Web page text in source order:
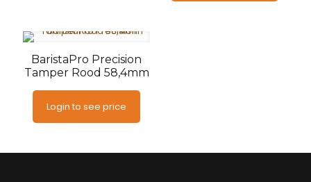
BaristaPro Precision
Tamper Rood 58,4mm
Login to see price